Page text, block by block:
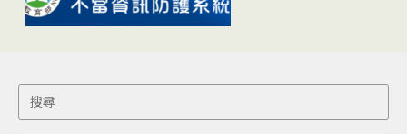
Search
for: